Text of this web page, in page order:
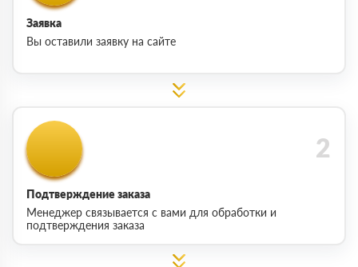
Заявка
Вы оставили заявку на сайте
Подтверждение заказа
Менеджер связывается с вами для обработки и
подтверждения заказа